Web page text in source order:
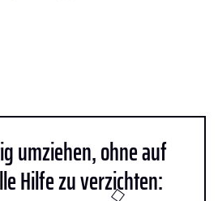
umziehen, ohne auf
Hilfe zu verzichten: